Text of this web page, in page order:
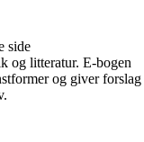
side
og litteratur. E-bogen
og giver forslag